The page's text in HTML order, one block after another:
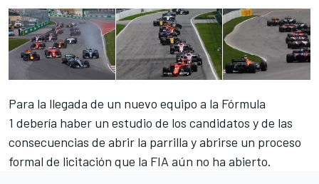
Para la llegada de un nuevo equipo a la Fórmula
1 debería haber un estudio de los candidatos y de las
consecuencias de abrir la parrilla y abrirse un proceso
formal de licitación que la FIA aún no ha abierto.